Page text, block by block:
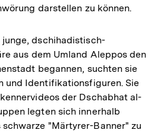
darstellen zu können.
junge, dschihadistisch-
aus dem Umland Aleppos den
begannen, suchten sie
und Identifikationsfiguren. Sie
der Dschabhat al-
legten sich innerhalb
"Märtyrer-Banner" zu